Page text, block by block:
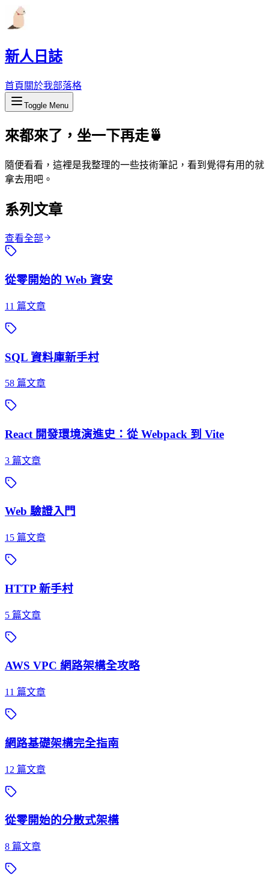
新人日誌
首頁 關於我部落格
Toggle Menu
來都來了，坐一下再走🍵
隨便看看，這裡是我整理的一些技術筆記，看到覺得有用的就
拿去用吧。
系列文章
查看全部
從零開始的 Web 資安
11 篇文章
SQL 資料庫新手村
58 篇文章
React 開發環境演進史：從 Webpack 到 Vite
3 篇文章
Web 驗證入門
15 篇文章
HTTP 新手村
5 篇文章
AWS VPC 網路架構全攻略
11 篇文章
網路基礎架構完全指南
12 篇文章
從零開始的分散式架構
8 篇文章